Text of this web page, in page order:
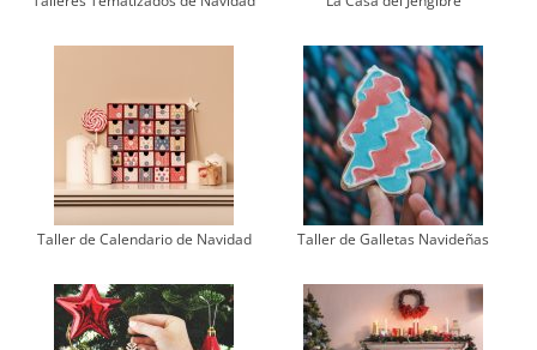
Taller de Calendario de Navidad Taller de Galletas Navideñas